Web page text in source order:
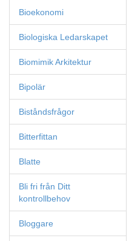
Bioekonomi
Biologiska Ledarskapet
Biomimik Arkitektur
Bipolär
Biståndsfrågor
Bitterfittan
Blatte
Bli fri från Ditt
kontrollbehov
Bloggare